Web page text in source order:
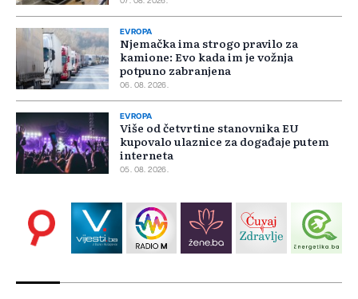
EVROPA
Njemačka ima strogo pravilo za
kamione: Evo kada im je vožnja
potpuno zabranjena
06. 08. 2026.
EVROPA
Više od četvrtine stanovnika EU
kupovalo ulaznice za događaje putem
interneta
05. 08. 2026.